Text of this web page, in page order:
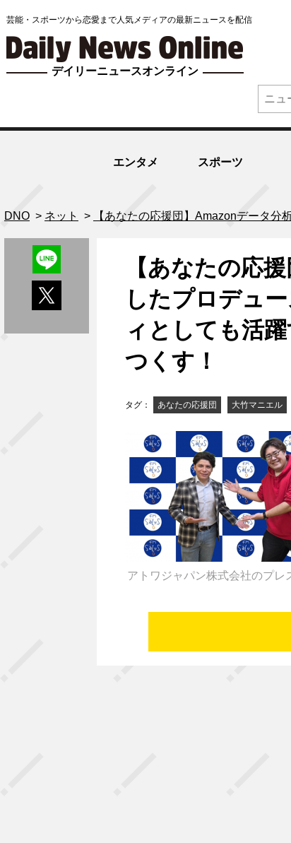
芸能・スポーツから恋愛まで人気メディアの最新ニュースを配信
デイリーニュースオンライン
エンタメ スポーツ
DNO > ネット > 【あなたの応援団】Amazonデータ
【あなたの応
したプロデュ
ィとしても活
つくす！
タグ： あなたの応援団 大竹マニエル
アトワジャパン株式会社のプレ